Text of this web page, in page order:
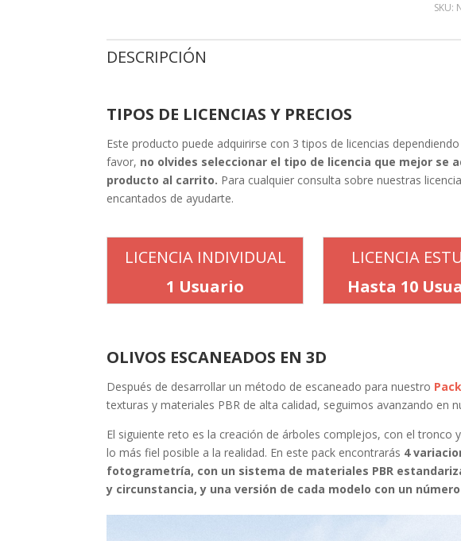
SKU:
DESCRIPCIÓN
TIPOS DE LICENCIAS Y PRECIOS
Este producto puede adquirirse con 3 tipos de licencias
favor, no olvides seleccionar el tipo de licencia que mejor se
producto al carrito. Para cualquier consulta sobre nuestras
encantados de ayudarte.
LICENCIA INDIVIDUAL
1 Usuario
LICENCIA
Hasta 10
OLIVOS ESCANEADOS EN 3D
Después de desarrollar un método de escaneado para nuestro
texturas y materiales PBR de alta calidad, seguimos avanzando en
El siguiente reto es la creación de árboles complejos, con el tronco
lo más fiel posible a la realidad. En este pack encontrarás 4
fotogrametría, con un sistema de materiales PBR
y circunstancia, y una versión de cada modelo con un